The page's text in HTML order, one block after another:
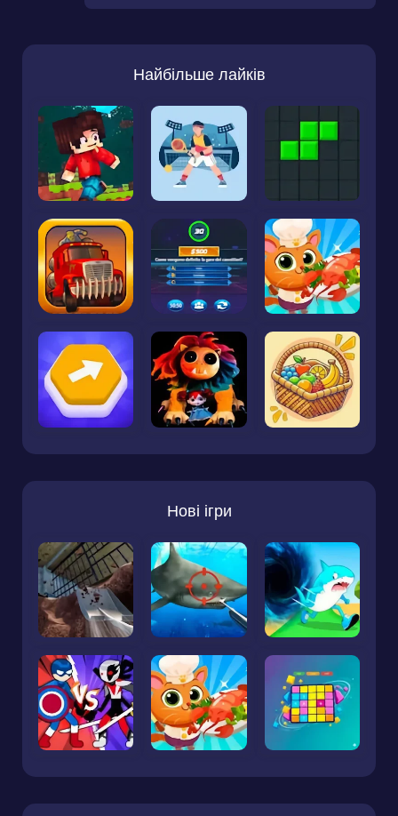
Найбільше лайків
Нові ігри